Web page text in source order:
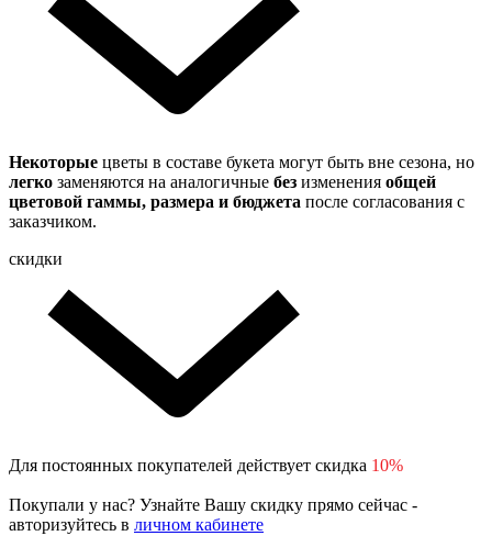
Некоторые цветы в составе букета могут быть вне сезона, но
легко заменяются на аналогичные без изменения общей
цветовой гаммы, размера и бюджета после согласования с
заказчиком.
скидки
Для постоянных покупателей действует скидка 10%
Покупали у нас? Узнайте Вашу скидку прямо сейчас -
авторизуйтесь в личном кабинете